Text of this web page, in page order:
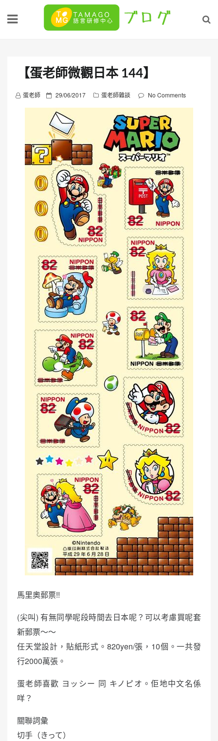
【蛋老師微觀日本 144】
蛋老師
P
o
s
t
e
d
o
n
29/06/2017 蛋老師雜談 No Comments
馬里奧郵票!!
(尖叫) 有無同學呢段時間去日本呢？可以考慮買呢套
新郵票～～
任天堂設計，貼紙形式。820yen/張，10個。一共發
行2000萬張。
蛋老師喜歡 ヨッシー 同 キノピオ。佢地中文名係
咩？
關聯詞彙
切手（きって）